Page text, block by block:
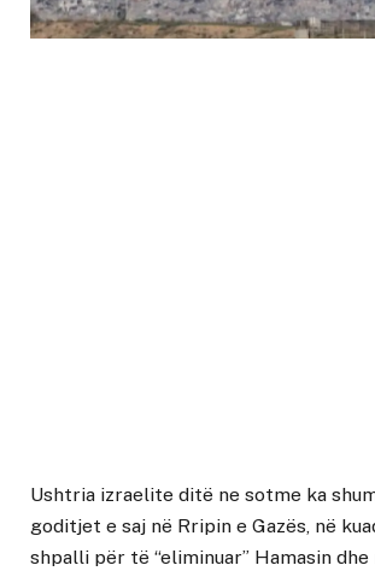
Ushtria izraelite ditë ne sotme ka
goditjet e saj në Rripin e Gazës, në
shpalli për të “eliminuar” Hamasin